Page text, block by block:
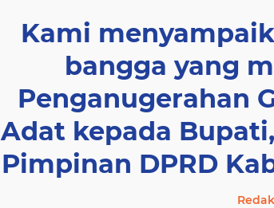
Kami
bangga yang
Penganugerahan
Adat kepada
Pimpinan DPRD